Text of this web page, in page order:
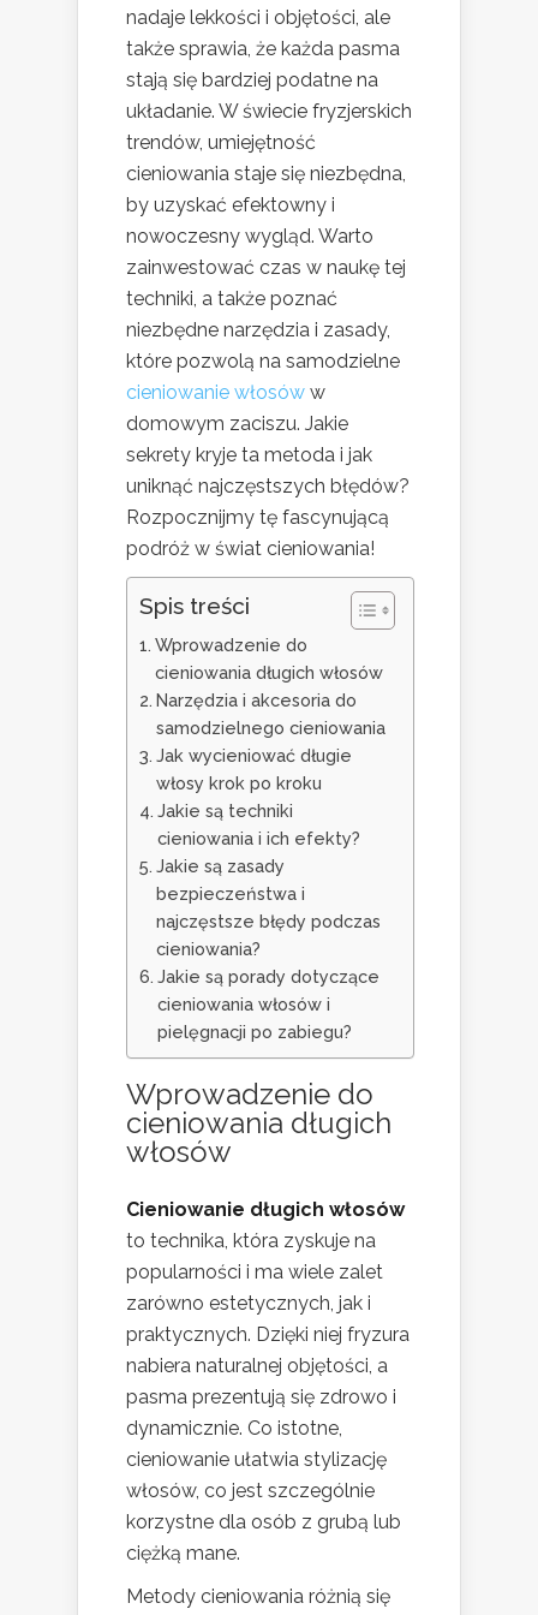
nadaje lekkości i objętości, ale
także sprawia, że każda pasma
stają się bardziej podatne na
układanie. W świecie fryzjerskich
trendów, umiejętność
cieniowania staje się niezbędna,
by uzyskać efektowny i
nowoczesny wygląd. Warto
zainwestować czas w naukę tej
techniki, a także poznać
niezbędne narzędzia i zasady,
które pozwolą na samodzielne
cieniowanie włosów w
domowym zaciszu. Jakie
sekrety kryje ta metoda i jak
uniknąć najczęstszych błędów?
Rozpocznijmy tę fascynującą
podróż w świat cieniowania!
Spis treści
Wprowadzenie do
cieniowania długich włosów
Narzędzia i akcesoria do
samodzielnego cieniowania
Jak wycieniować długie
włosy krok po kroku
Jakie są techniki
cieniowania i ich efekty?
Jakie są zasady
bezpieczeństwa i
najczęstsze błędy podczas
cieniowania?
Jakie są porady dotyczące
cieniowania włosów i
pielęgnacji po zabiegu?
Wprowadzenie do
cieniowania długich
włosów
Cieniowanie długich włosów
to technika, która zyskuje na
popularności i ma wiele zalet
zarówno estetycznych, jak i
praktycznych. Dzięki niej fryzura
nabiera naturalnej objętości, a
pasma prezentują się zdrowo i
dynamicznie. Co istotne,
cieniowanie ułatwia stylizację
włosów, co jest szczególnie
korzystne dla osób z grubą lub
ciężką mane.
Metody cieniowania różnią się